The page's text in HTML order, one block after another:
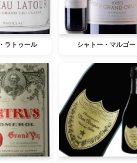
ラトゥール シャトー・マルゴー